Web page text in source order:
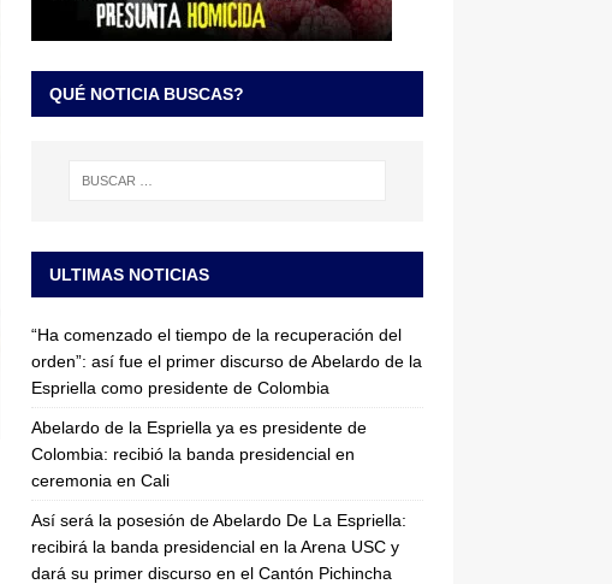
QUÉ NOTICIA BUSCAS?
ULTIMAS NOTICIAS
“Ha comenzado el tiempo de la recuperación del
orden”: así fue el primer discurso de Abelardo de la
Espriella como presidente de Colombia
Abelardo de la Espriella ya es presidente de
Colombia: recibió la banda presidencial en
ceremonia en Cali
Así será la posesión de Abelardo De La Espriella:
recibirá la banda presidencial en la Arena USC y
dará su primer discurso en el Cantón Pichincha